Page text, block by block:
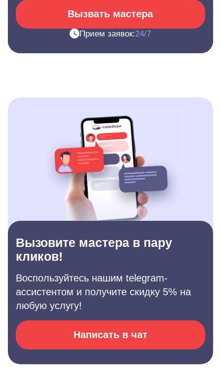
Вызвать мастера
Прием заявок:24/7
Вызовите мастера в пару
кликов!
Воспользуйтесь нашим telegram-
ассистентом и получите скидку 5% на
любую услугу!
Написать в чат